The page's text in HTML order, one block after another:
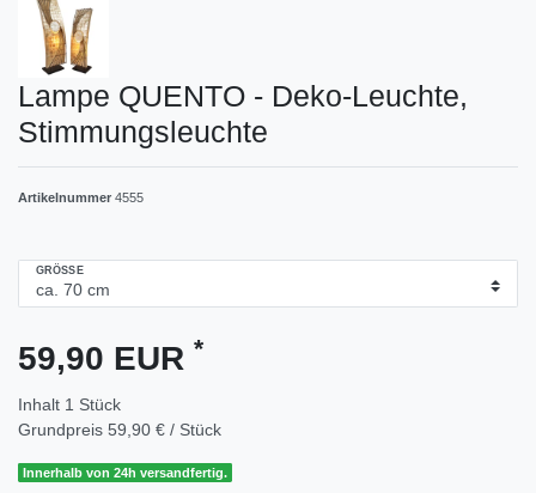
Lampe QUENTO - Deko-Leuchte,
Stimmungsleuchte
Artikelnummer 4555
GRÖSSE
59,90 EUR *
Inhalt 1 Stück
Grundpreis 59,90 € / Stück
Innerhalb von 24h versandfertig.